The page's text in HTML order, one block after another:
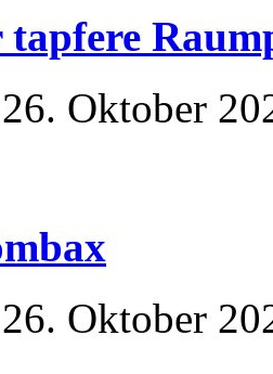
tapfere
Oktober
Oktober